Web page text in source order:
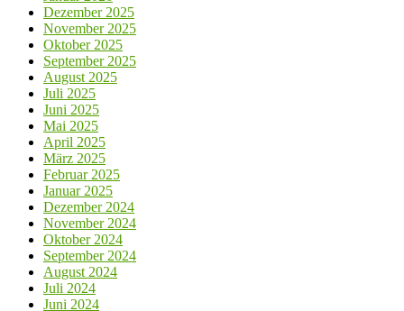
Dezember 2025
November 2025
Oktober 2025
September 2025
August 2025
Juli 2025
Juni 2025
Mai 2025
April 2025
März 2025
Februar 2025
Januar 2025
Dezember 2024
November 2024
Oktober 2024
September 2024
August 2024
Juli 2024
Juni 2024